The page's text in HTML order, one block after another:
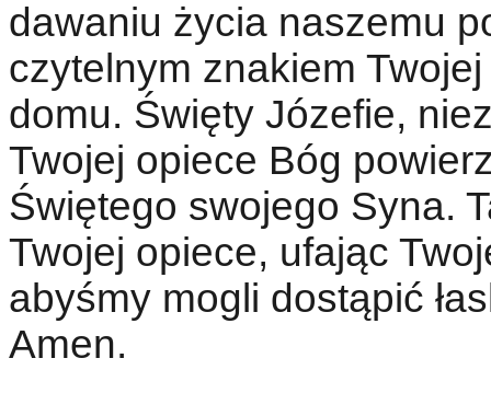
dawaniu życia naszemu
czytelnym znakiem
domu. Święty Józefie,
Twojej opiece Bóg
Świętego swojego Syna.
Twojej opiece, ufając
abyśmy mogli dostąpić
Amen.